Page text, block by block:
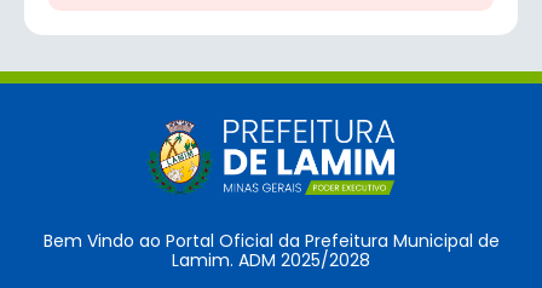
Bem Vindo ao Portal Oficial da Prefeitura Municipal de
Lamim. ADM 2025/2028